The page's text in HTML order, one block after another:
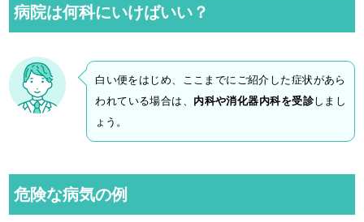
病院は何科にいけばいい？
白い便をはじめ、ここまでにご紹介した症状があら
われている場合は、 内科や消化器内科を受診しまし
ょう。
危険な病気の例